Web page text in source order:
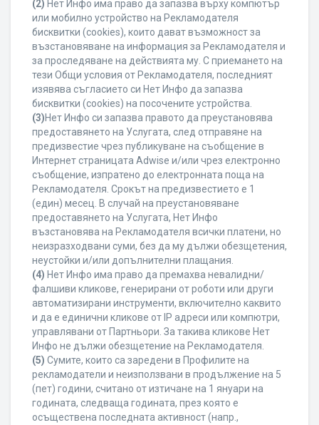
(2) Нет Инфо има право да запазва върху компютър
или мобилно устройство на Рекламодателя
бисквитки (cookies), които дават възможност за
възстановяване на информация за Рекламодателя и
за проследяване на действията му. С приемането на
тези Общи условия от Рекламодателя, последният
изявява съгласието си Нет Инфо да запазва
бисквитки (cookies) на посочените устройства.
(3)Нет Инфо си запазва правото да преустановява
предоставянето на Услугата, след отправяне на
предизвестие чрез публикуване на съобщение в
Интернет страницата Adwise и/или чрез електронно
съобщение, изпратено до електронната поща на
Рекламодателя. Срокът на предизвестието е 1
(един) месец. В случай на преустановяване
предоставянето на Услугата, Нет Инфо
възстановява на Рекламодателя всички платени, но
неизразходвани суми, без да му дължи обезщетения,
неустойки и/или допълнителни плащания.
(4) Нет Инфо има право да премахва невалидни/
фалшиви кликове, генерирани от роботи или други
автоматизирани инструменти, включително каквито
и да е единични кликове от IP адреси или компютри,
управлявани от Партньори. За такива кликове Нет
Инфо не дължи обезщетение на Рекламодателя.
(5) Сумите, които са заредени в Профилите на
рекламодатели и неизползвани в продължение на 5
(пет) години, считано от изтичане на 1 януари на
годината, следваща годината, през която е
осъществена последната активност (напр.,